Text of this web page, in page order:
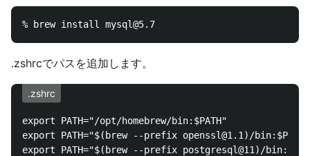
.zshrcでパスを追加します。
.zshrc
export PATH="/opt/homebrew/bin:$PATH"
export PATH="$(brew --prefix openssl@1.1)/bin:$PATH"
export PATH="$(brew --prefix postgresql@11)/